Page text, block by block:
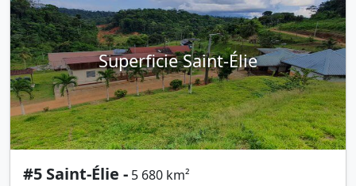
Superficie Saint-Élie
#5 Saint-Élie - 5 680 km²